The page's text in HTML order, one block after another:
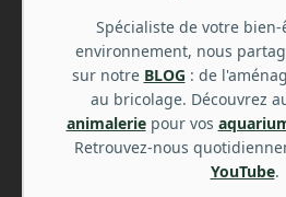
Spécialiste de votre
environnement, nous
sur notre BLOG : de
au bricolage. Découvrez
animaleriepour vos
Retrouvez-nous
YouTube.